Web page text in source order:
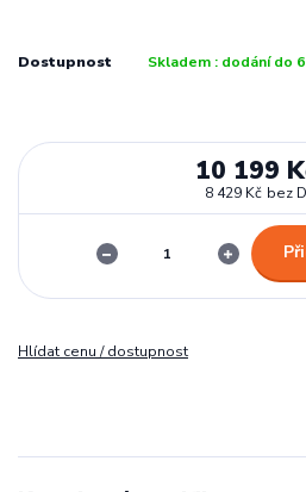
Dostupnost Skladem : dodání do
10 199
8 429 Kč bez
Hlídat cenu / dostupnost